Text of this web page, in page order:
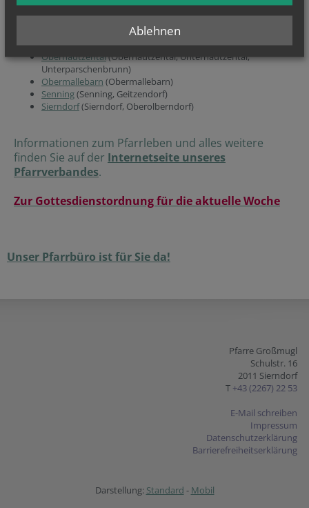
Großmugl(Großmugl, Füllersdorf, Ringendorf, Roseldorf,
Steinabrunn)
(Herzogbirbaum, Nursch, Ottendorf)
Höbersdorf(Höbersdorf, Untermallebarn)
Oberhautzental(Oberhautzental, Unterhautzental,
Unterparschenbrunn)
Obermallebarn (Obermallebarn)
Senning(Senning, Geitzendorf)
Sierndorf(Sierndorf, Oberolberndorf)
Informationen zum Pfarrleben und alles weitere
finden Sie auf der Internetseite unseres
Pfarrverbandes.
Zur Gottesdienstordnung für die aktuelle Woche
Unser Pfarrbüro ist für Sie da!
Pfarre Großmugl
Schulstr. 16
2011 Sierndorf
T +43 (2267) 22 53
E-Mail schreiben
Impressum
Datenschutzerklärung
Barrierefreiheitserklärung
Darstellung: Standard - Mobil
Ablehnen